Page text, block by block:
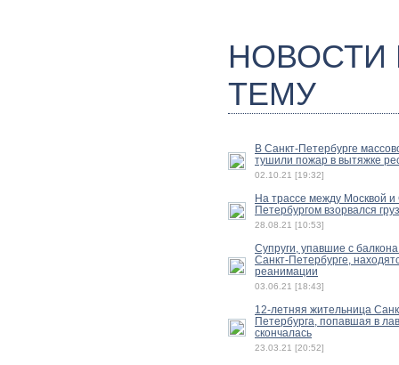
ТЕМУ
В Санкт-Петербурге
тушили пожар в вытяжке
02.10.21 [19:32]
На трассе между Москвой и
Петербургом взорвался
28.08.21 [10:53]
Супруги, упавшие с балкона
Санкт-Петербурге,
реанимации
03.06.21 [18:43]
12-летняя жительница
Петербурга, попавшая в
скончалась
23.03.21 [20:52]